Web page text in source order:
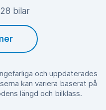
bilar
och uppdaterades
kan variera baserat på
längd och bilklass.